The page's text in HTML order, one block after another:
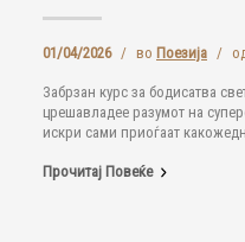
01/04/2026 / во Поезија /
Забрзан курс за бодисатва
црешавладее разумот на
искри сами приоѓаат
Прочитај Повеќе